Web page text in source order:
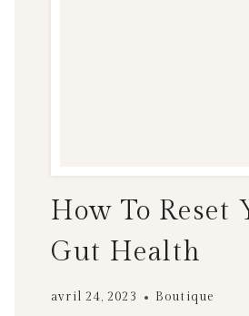
How To Reset
Gut Health
avril 24, 2023 Boutique